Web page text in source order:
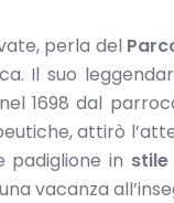
perla del
Il suo
1698 dal
attirò
padiglione in
vacanza